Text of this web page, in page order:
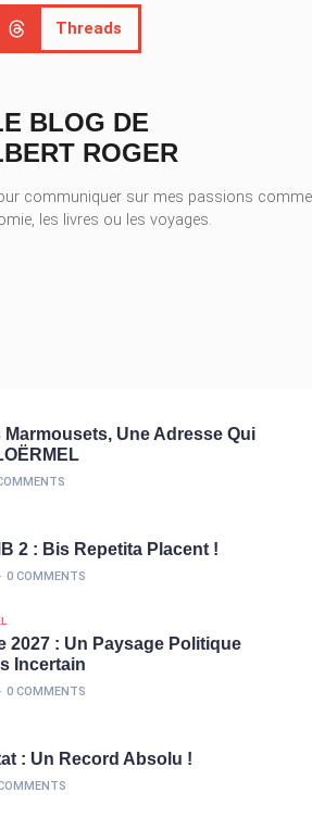
Threads
BLOG DE
ROGER
communiquer sur mes passions comme
les livres ou les voyages.
Marmousets, Une Adresse Qui
2 : Bis Repetita Placent !
0 COMMENTS
2027 : Un Paysage Politique
Incertain
0 COMMENTS
: Un Record Absolu !